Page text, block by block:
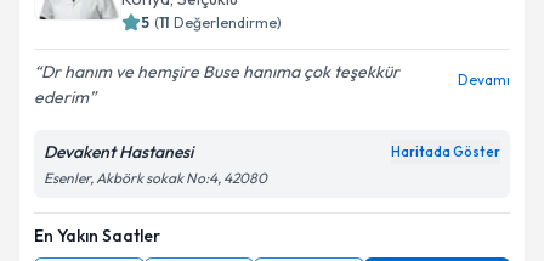
5 (11 Değerlendirme)
Dr hanım ve hemşire Buse hanıma çok teşekkür
ederim
Devamı
Devakent Hastanesi Haritada Göster
Esenler, Akbörk sokak No:4, 42080
En Yakın Saatler